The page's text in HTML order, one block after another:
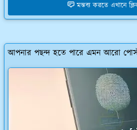
মন্তব্য করতে এখানে
আপনার পছন্দ হতে পারে এমন আরো